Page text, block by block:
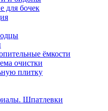
для бочек
ёмкости
очистки
плитку
Шпатлевки